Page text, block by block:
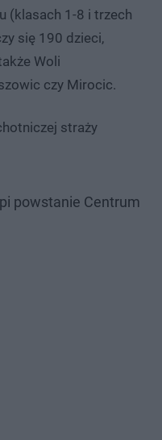
(klasach 1-8 i trzech
się 190 dzieci,
Woli
czy Mirocic.
straży
powstanie Centrum